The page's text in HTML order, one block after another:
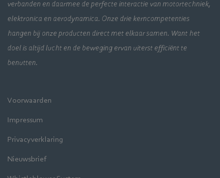
verbanden en daarmee de perfecte interactie van motortechniek,
elektronica en aerodynamica. Onze drie kerncompetenties
hangen bij onze producten direct met elkaar samen. Want het
doel is altijd lucht en de beweging ervan uiterst efficiënt te
benutten.
Voorwaarden
Impressum
Privacyverklaring
Nieuwsbrief